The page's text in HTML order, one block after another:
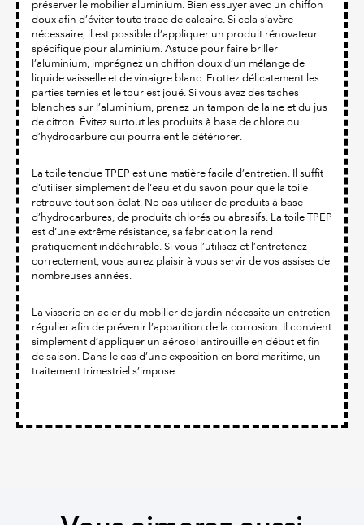
préserver le mobilier aluminium. Bien essuyer avec un chiffon
doux afin d’éviter toute trace de calcaire. Si cela s’avère
nécessaire, il est possible d’appliquer un produit rénovateur
spécifique pour aluminium. Astuce pour faire briller
l’aluminium, imprégnez un chiffon doux d’un mélange de
liquide vaisselle et de vinaigre blanc. Frottez délicatement les
parties ternies et le tour est joué. Si vous avez des taches
blanches sur l’aluminium, prenez un tampon de laine et du jus
de citron. Évitez surtout les produits à base de chlore ou
d’hydrocarbure qui pourraient le détériorer.
La toile tendue TPEP est une matière facile d’entretien. Il suffit
d’utiliser simplement de l’eau et du savon pour que la toile
retrouve tout son éclat. Ne pas utiliser de produits à base
d’hydrocarbures, de produits chlorés ou abrasifs. La toile TPEP
est d’une extrême résistance, sa fabrication la rend
pratiquement indéchirable. Si vous l’utilisez et l’entretenez
correctement, vous aurez plaisir à vous servir de vos assises de
nombreuses années.
La visserie en acier du mobilier de jardin nécessite un entretien
régulier afin de prévenir l’apparition de la corrosion. Il convient
simplement d’appliquer un aérosol antirouille en début et fin
de saison. Dans le cas d’une exposition en bord maritime, un
traitement trimestriel s’impose.